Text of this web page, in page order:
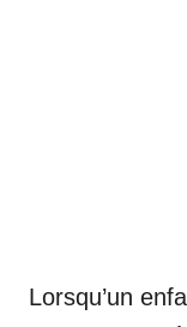
Lorsqu’un